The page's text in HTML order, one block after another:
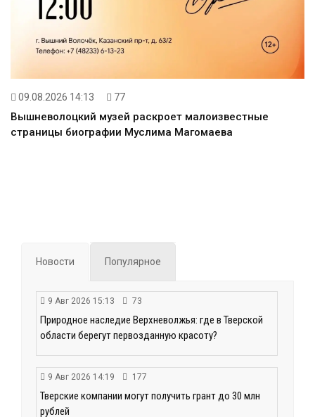
09.08.2026 14:13 77
Вышневолоцкий музей раскроет малоизвестные
страницы биографии Муслима Магомаева
Новости Популярное
9 Авг 2026 15:13 73
Природное наследие Верхневолжья: где в Тверской
области берегут первозданную красоту?
9 Авг 2026 14:19 177
Тверские компании могут получить грант до 30 млн
рублей